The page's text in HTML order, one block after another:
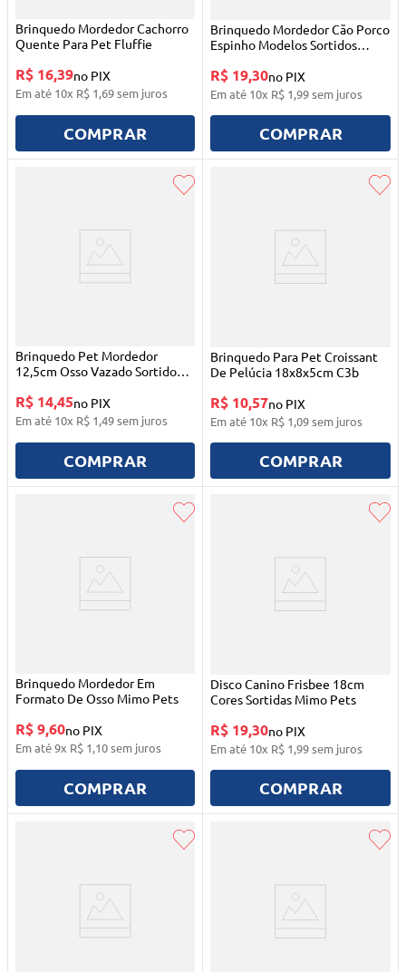
Brinquedo Mordedor Cachorro
Quente Para Pet Fluffie
R$ 16,39no PIX
Em até 10x R$ 1,69sem juros
COMPRAR
Brinquedo Mordedor Cão Porco
Espinho Modelos Sortidos
R$ 19,30no PIX
Em até 10x R$ 1,99sem juros
COMPRAR
Brinquedo Pet Mordedor
12,5cm Osso Vazado Sortido
R$ 14,45no PIX
Em até 10x R$ 1,49sem juros
COMPRAR
Brinquedo Para Pet Croissant
De Pelúcia 18x8x5cm C3b
R$ 10,57no PIX
Em até 10x R$ 1,09sem juros
COMPRAR
Brinquedo Mordedor Em
Formato De Osso Mimo Pets
R$ 9,60no PIX
Em até9x R$ 1,10sem juros
COMPRAR
Disco Canino Frisbee 18cm
Cores Sortidas Mimo Pets
R$ 19,30no PIX
Em até 10x R$ 1,99sem juros
COMPRAR